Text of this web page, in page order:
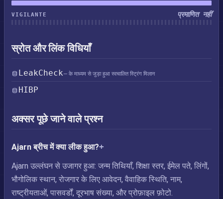
VIGILANTE प्रमाणित नहीं
स्रोत और लिंक विधियाँ
LeakCheck— के माध्यम से जुड़ा हुआ स्वचालित स्ट्रिंग मिलान
HIBP
अक्सर पूछे जाने वाले प्रश्न
Ajarn ब्रीच में क्या लीक हुआ?
Ajarn उल्लंघन से उजागर हुआ: जन्म तिथियाँ, शिक्षा स्तर, ईमेल पते, लिंगों,
भौगोलिक स्थान, रोजगार के लिए आवेदन, वैवाहिक स्थिति, नाम,
राष्ट्रीयताओं, पासवर्डों, दूरभाष संख्या, और प्रोफ़ाइल फ़ोटो.